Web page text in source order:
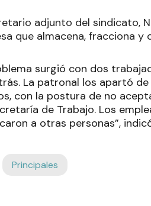
adjunto del sindicato,
que almacena, fracciona y
surgió con dos
La patronal los apartó
con la postura de no
de Trabajo. Los
a otras personas”,
Principales